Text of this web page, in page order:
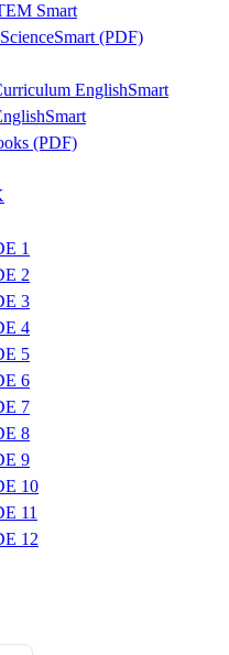
Smart
(PDF)
EnglishSmart
(PDF)
1
2
3
4
5
6
7
8
9
10
11
12